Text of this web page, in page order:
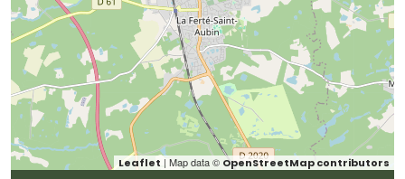
Leaflet | Map data © OpenStreetMap contributors